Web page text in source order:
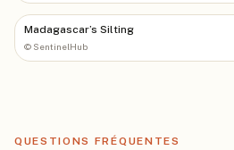
Madagascar’s Silting
© SentinelHub
QUESTIONS FRÉQUENTES